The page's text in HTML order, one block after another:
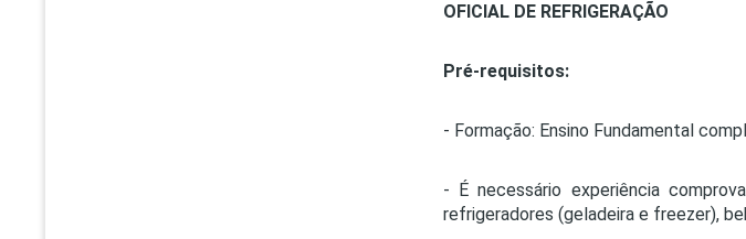
OFICIAL DE REFRIGERAÇÃO
Pré-requisitos:
- Formação: Ensino Fundamental
- É necessário experiência
refrigeradores (geladeira e freezer),